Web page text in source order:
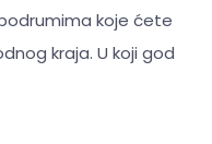
koje ćete
kraja. U koji god